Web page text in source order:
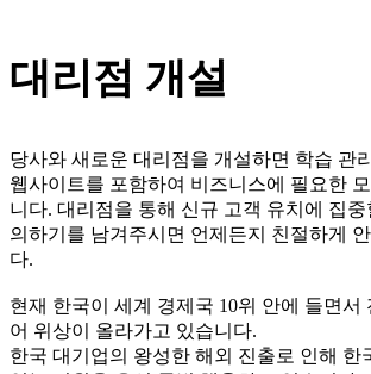
대리점 개설
당사와 새로운 대리점을 개설하면 학습 관
웹사이트를 포함하여 비즈니스에 필요한
니다. 대리점을 통해 신규 고객 유치에 집
의하기를 남겨주시면 언제든지 친절하게
다.
현재 한국이 세계 경제국 10위 안에 들면서
어 위상이 올라가고 있습니다.
한국 대기업의 왕성한 해외 진출로 인해 한